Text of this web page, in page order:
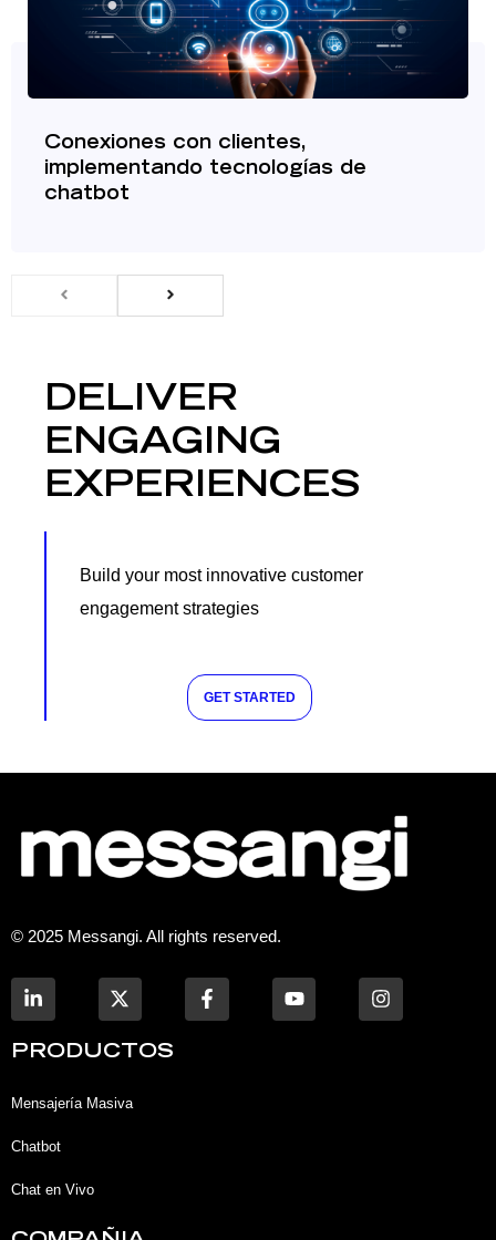
Conexiones con clientes,
implementando tecnologías de
chatbot
DELIVER
ENGAGING
EXPERIENCES
Build your most innovative customer
engagement strategies
GET STARTED
© 2025 Messangi. All rights reserved.
i
n
k
i
-
n
F
a
c
o
u
I
n
s
PRODUCTOS
Mensajería Masiva
Chatbot
Chat en Vivo